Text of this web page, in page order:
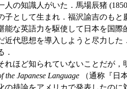
人の知識人がいた．馬場辰猪
として生まれ．福沢諭吉のもと
能な英語力を駆使して日本を国
近代思想を導入しようと尽力し
．
ほど知られていないことだが
the Japanese Language （通称『日
の持論をアメリカで発表したの